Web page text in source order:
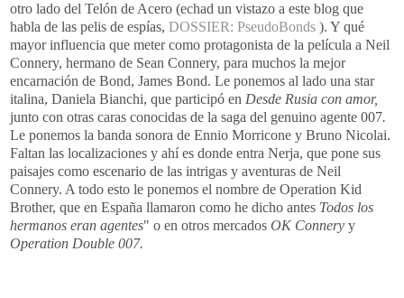
otro lado del Telón de Acero (echad un vistazo a este blog que
habla de las pelis de espías, DOSSIER: PseudoBonds ). Y qué
mayor influencia que meter como protagonista de la película a Neil
Connery, hermano de Sean Connery, para muchos la mejor
encarnación de Bond, James Bond. Le ponemos al lado una star
italina, Daniela Bianchi, que participó en Desde Rusia con amor,
junto con otras caras conocidas de la saga del genuino agente 007.
Le ponemos la banda sonora de Ennio Morricone y Bruno Nicolai.
Faltan las localizaciones y ahí es donde entra Nerja, que pone sus
paisajes como escenario de las intrigas y aventuras de Neil
Connery. A todo esto le ponemos el nombre de Operation Kid
Brother, que en España llamaron como he dicho antes Todos los
hermanos eran agentes" o en otros mercados OK Connery y
Operation Double 007.